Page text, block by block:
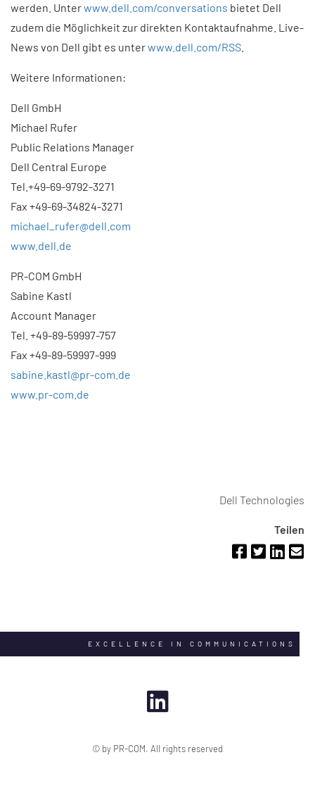
werden. Unterwww.dell.com/conversations bietet Dell
zudem die Möglichkeit zur direkten Kontaktaufnahme. Live-
News von Dell gibt es unterwww.dell.com/RSS
Weitere Informationen:
Dell GmbH
Michael Rufer
Public Relations Manager
Dell Central Europe
Tel.+49-69-9792-3271
Fax +49-69-34824-3271
michael_rufer@dell.com
www.dell.de
PR-COM GmbH
Sabine Kastl
Account Manager
Tel. +49-89-59997-757
Fax +49-89-59997-999
sabine.kastl@pr-com.de
www.pr-com.de
Dell Technologies
Teilen
EXCELLENCE IN COMMUNICATIONS
© by PR-COM. All rights reserved